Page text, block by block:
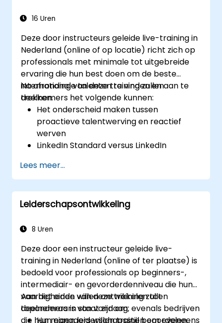
16 Uren
Deze door instructeurs geleide live-training in
Nederland (online of op locatie) richt zich op
professionals met minimale tot uitgebreide
ervaring die hun best doen om de beste
internationale talenten te vinden en aan te
trekken.
Na afronding van deze training zullen
deelnemers het volgende kunnen:
Het onderscheid maken tussen
proactieve talentwerving en reactief
werven
LinkedIn Standard versus LinkedIn
Uitstekende beheersing van Booleaanse
zoektechnieken bereiken
Kandidaten enthousiast maken voor het
beschikbare aanbod en nauw
Lees meer...
Leiderschapsontwikkeling
8 Uren
Deze door een instructeur geleide live-
training in Nederland (online of ter plaatse) is
bedoeld voor professionals op beginners-,
intermediair- en gevorderdenniveau die hun
vaardigheden willen ontwikkelen tot
toponderaars van vandaag; evenals bedrijven
die hun managers willen trainen om eveneens
Aan het einde van deze training zullen
deelnemers in staat zijn om:
Hun eigen leiderschapsstijl beoordelen.